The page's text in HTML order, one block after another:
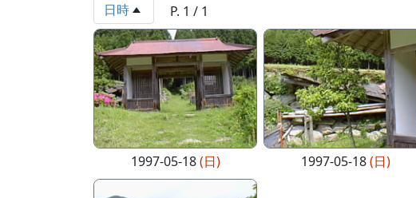
日時 P. 1 / 1
1997-05-18(日) 1997-05-18(日)